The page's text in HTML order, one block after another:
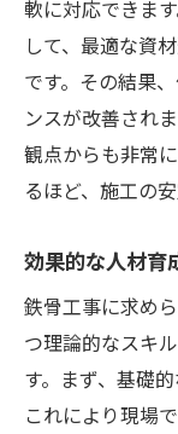
軟に対応できま
して、最適な資
です。その結果
ンスが改善され
観点からも非常
るほど、施工の
効果的な人材育
鉄骨工事に求め
つ理論的なスキ
す。まず、基礎
これにより現場